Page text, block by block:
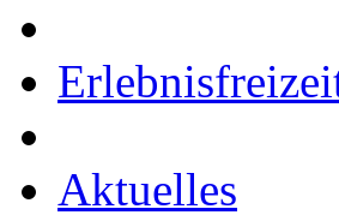
Aktuelles